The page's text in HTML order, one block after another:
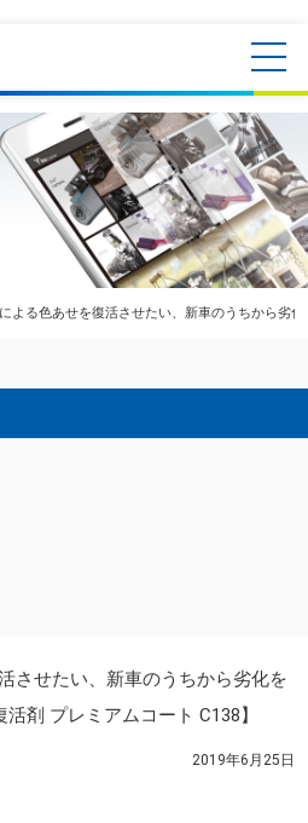
よる色あせを復活させたい、新車のうちから劣
させたい、新車のうちから劣化を
剤 プレミアムコート C138】
2019年6月25日